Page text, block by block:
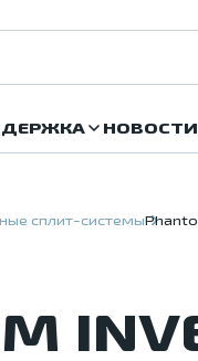
НОВОСТИ
сплит-системы